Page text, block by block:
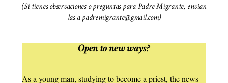
(Si tienes observaciones o preguntas para Padre Migrante, envían
las a padremigrante@gmail.com)
Open to new ways?
As a young man, studying to become a priest, the news